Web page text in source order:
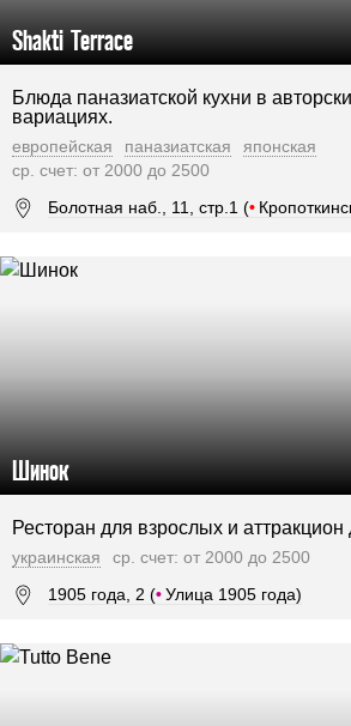
Shakti Terrace
Блюда паназиатской кухни в
вариациях.
европейская паназиатская
японская
ср. счет: от 2000 до 2500
Болотная наб., 11, стр.1 (•
Шинок
Ресторан для взрослых и аттракцион
украинская
ср. счет: от 2000 до 2500
1905 года, 2 (•Улица 1905 года)